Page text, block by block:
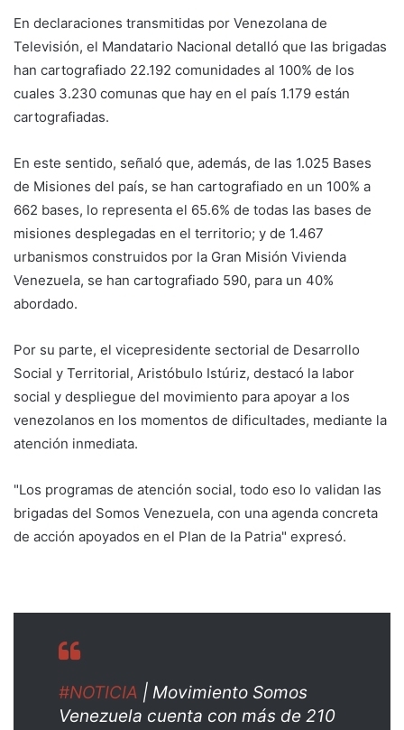
En declaraciones transmitidas por Venezolana de
Televisión, el Mandatario Nacional detalló que las brigadas
han cartografiado 22.192 comunidades al 100% de los
cuales 3.230 comunas que hay en el país 1.179 están
cartografiadas.
En este sentido, señaló que, además, de las 1.025 Bases
de Misiones del país, se han cartografiado en un 100% a
662 bases, lo representa el 65.6% de todas las bases de
misiones desplegadas en el territorio; y de 1.467
urbanismos construidos por la Gran Misión Vivienda
Venezuela, se han cartografiado 590, para un 40%
abordado.
Por su parte, el vicepresidente sectorial de Desarrollo
Social y Territorial, Aristóbulo Istúriz, destacó la labor
social y despliegue del movimiento para apoyar a los
venezolanos en los momentos de dificultades, mediante la
atención inmediata.
"Los programas de atención social, todo eso lo validan las
brigadas del Somos Venezuela, con una agenda concreta
de acción apoyados en el Plan de la Patria" expresó.
#NOTICIA | Movimiento Somos
Venezuela cuenta con más de 210